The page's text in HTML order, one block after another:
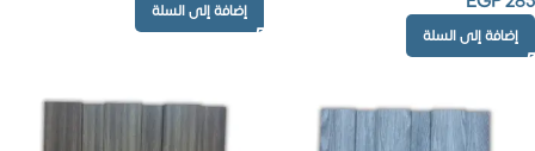
إضافة إلى السلة
إضافة إلى السلة